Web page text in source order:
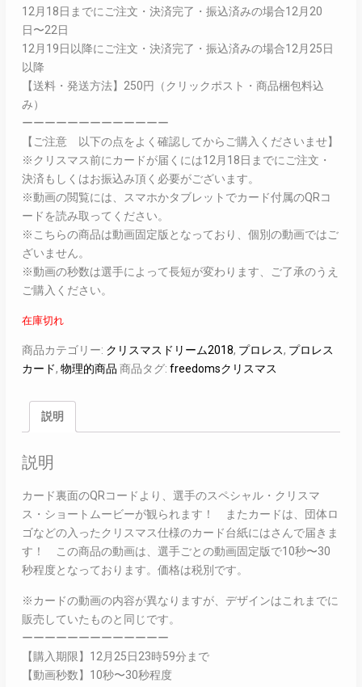
12月18日までにご注文・決済完了・振込済みの場合12月20
日〜22日
12月19日以降にご注文・決済完了・振込済みの場合12月25日
以降
【送料・発送方法】250円（クリックポスト・商品梱包料込
み）
ーーーーーーーーーーーーー
【ご注意 以下の点をよく確認してからご購入くださいませ】
※クリスマス前にカードが届くには12月18日までにご注文・
決済もしくはお振込み頂く必要がございます。
※動画の閲覧には、スマホかタブレットでカード付属のQRコ
ードを読み取ってください。
※こちらの商品は動画固定版となっており、個別の動画ではご
ざいません。
※動画の秒数は選手によって長短が変わります、ご了承のうえ
ご購入ください。
在庫切れ
商品カテゴリー: クリスマスドリーム2018, プロレス, プロレス
カード, 物理的商品 商品タグ: freedomsクリスマス
説明
説明
カード裏面のQRコードより、選手のスペシャル・クリスマ
ス・ショートムービーが観られます！ またカードは、団体ロ
ゴなどの入ったクリスマス仕様のカード台紙にはさんで届きま
す！ この商品の動画は、選手ごとの動画固定版で10秒〜30
秒程度となっております。価格は税別です。
※カードの動画の内容が異なりますが、デザインはこれまでに
販売していたものと同じです。
ーーーーーーーーーーーーー
【購入期限】12月25日23時59分まで
【動画秒数】10秒〜30秒程度